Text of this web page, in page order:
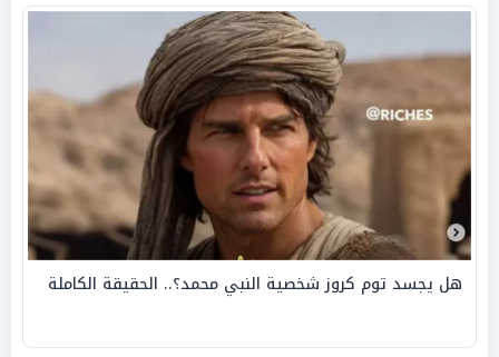
هل يجسد توم كروز شخصية النبي محمد؟.. الحقيقة الكاملة